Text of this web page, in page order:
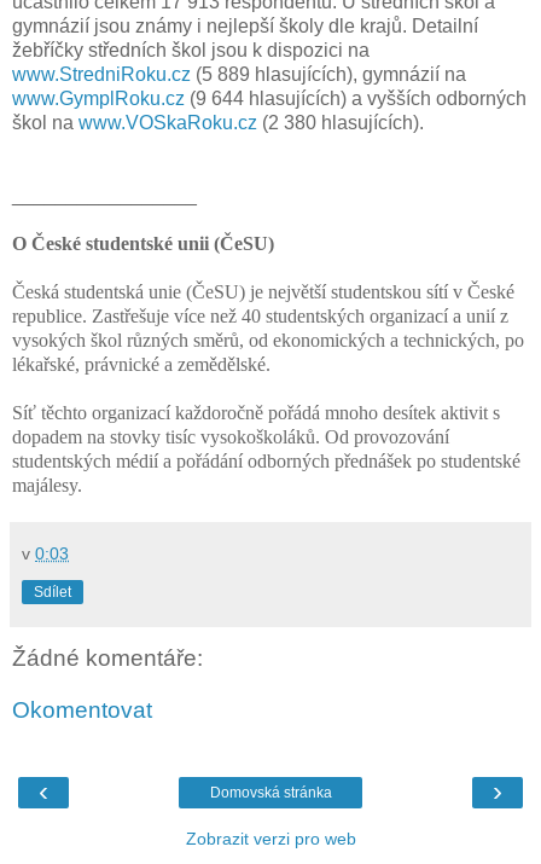
gymnázií jsou známy i nejlepší školy dle krajů. Detailní
žebříčky středních škol jsou k dispozici na
www.StredniRoku.cz (5 889 hlasujících), gymnázií na
www.GymplRoku.cz (9 644 hlasujících) a vyšších odborných
škol na www.VOSkaRoku.cz (2 380 hlasujících).
O České studentské unii (ČeSU)
Česká studentská unie (ČeSU) je největší studentskou sítí v České
republice. Zastřešuje více než 40 studentských organizací a unií z
vysokých škol různých směrů, od ekonomických a technických, po
lékařské, právnické a zemědělské.
Síť těchto organizací každoročně pořádá mnoho desítek aktivit s
dopadem na stovky tisíc vysokoškoláků. Od provozování
studentských médií a pořádání odborných přednášek po studentské
majálesy.
v 0:03
Sdílet
Žádné komentáře:
Okomentovat
‹ ›
Domovská stránka
Zobrazit verzi pro web